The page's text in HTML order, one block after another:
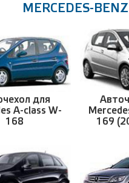
MERCEDES-BENZ
для
A-class W-
168
169